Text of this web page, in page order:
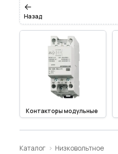
←
Назад
Контакторы модульные
Каталог
Низковольтное